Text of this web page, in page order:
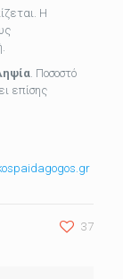
Η
. Ποσοστό
επίσης
37